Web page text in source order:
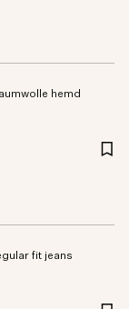
hemd
fit jeans